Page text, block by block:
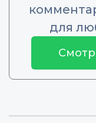
для